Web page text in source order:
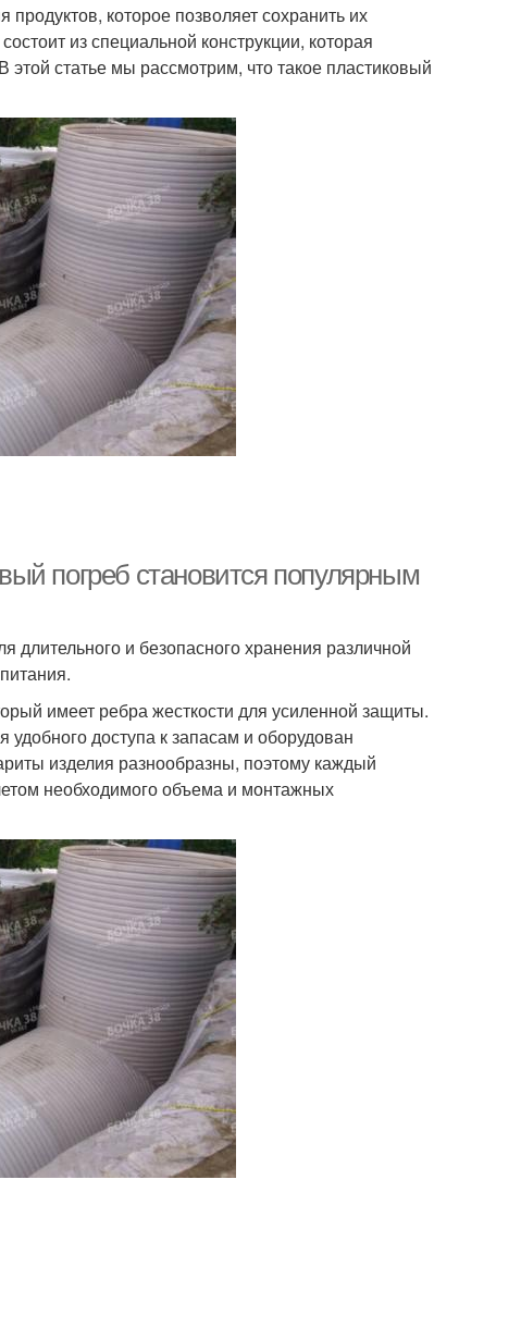
которое позволяет сохранить их
из специальной конструкции, которая
статье мы рассмотрим, что такое пластиковый
погреб становится популярным
длительного и безопасного хранения различной
имеет ребра жесткости для усиленной защиты.
доступа к запасам и оборудован
изделия разнообразны, поэтому каждый
необходимого объема и монтажных